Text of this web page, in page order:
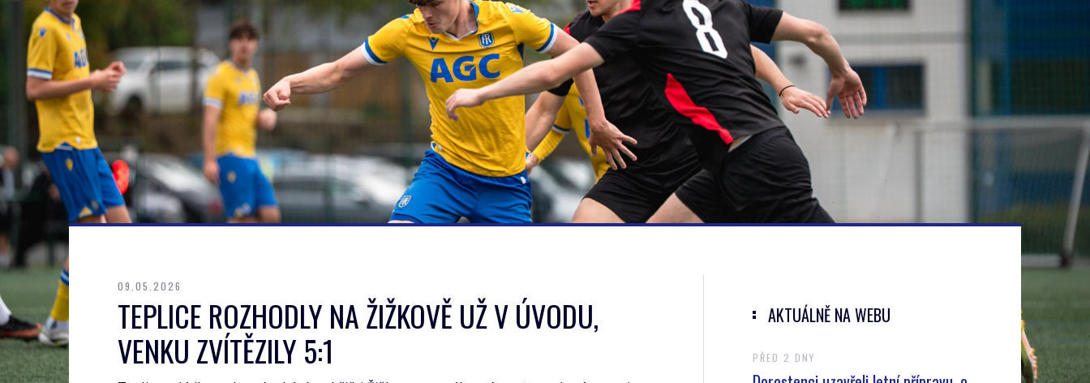
09.05.2026
TEPLICE ROZHODLY NA ŽIŽKOVĚ UŽ V ÚVODU,
VENKU ZVÍTĚZILY 5:1
AKTUÁLNĚ NA WEBU
PŘED 2 DNY